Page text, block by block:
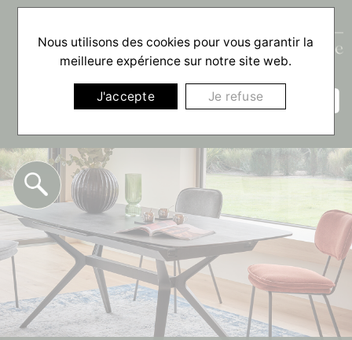
☰
Nous utilisons des cookies pour vous garantir la
meilleure expérience sur notre site web.
J'accepte Je refuse